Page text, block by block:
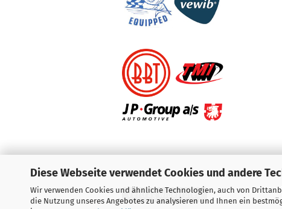
Diese Webseite verwendet Cookies und andere
Wir verwenden Cookies und ähnliche Technologien, auch von
die Nutzung unseres Angebotes zu analysieren und Ihnen ein
Vertrag widerrufen